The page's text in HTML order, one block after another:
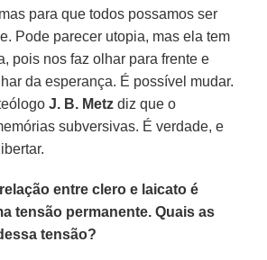
para que todos possamos ser
Pode parecer utopia, mas ela tem
pois nos faz olhar para frente e
da esperança. É possível mudar.
J. B. Metz diz que o
subversivas. É verdade, e
entre clero e laicato é
tensão permanente. Quais as
tensão?